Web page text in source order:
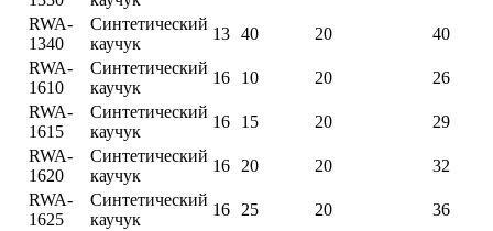
RWA-
1340
Синтетический
каучук
13 40 20
40
RWA-
1610
Синтетический
каучук
16 10 20
26
RWA-
1615
Синтетический
каучук
16 15 20
29
RWA-
1620
Синтетический
каучук
16 20 20
32
RWA-
1625
Синтетический
каучук
16 25 20
36